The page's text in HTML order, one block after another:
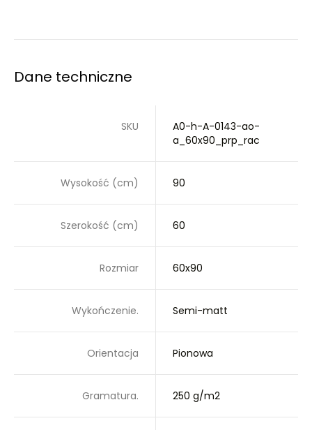
Dane techniczne
SKU
A0-h-A-0143-ao-
a_60x90_prp_rac
Wysokość (cm) 90
Szerokość (cm) 60
Rozmiar 60x90
Wykończenie. Semi-matt
Orientacja Pionowa
Gramatura. 250 g/m2